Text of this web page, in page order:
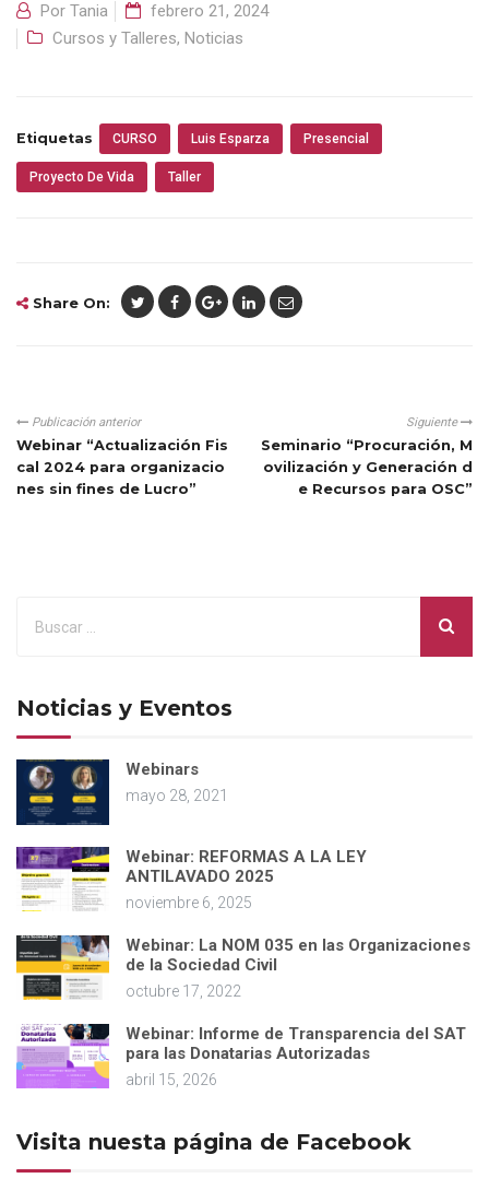
Por Tania
febrero 21, 2024
Cursos y Talleres, Noticias
Etiquetas CURSO Luis Esparza Presencial
Proyecto De Vida Taller
Share On:
Publicación anterior
Webinar “Actualización Fis
cal 2024 para organizacio
nes sin fines de Lucro”
Siguiente
Seminario “Procuración, M
ovilización y Generación d
e Recursos para OSC”
Noticias y Eventos
Webinars
mayo 28, 2021
Webinar: REFORMAS A LA LEY
ANTILAVADO 2025
noviembre 6, 2025
Webinar: La NOM 035 en las Organizaciones
de la Sociedad Civil
octubre 17, 2022
Webinar: Informe de Transparencia del SAT
para las Donatarias Autorizadas
abril 15, 2026
Visita nuesta página de Facebook